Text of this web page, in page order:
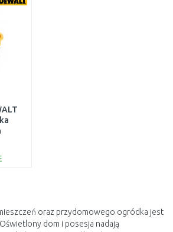
oraz przydomowego ogródka jest
dom i posesja nadają